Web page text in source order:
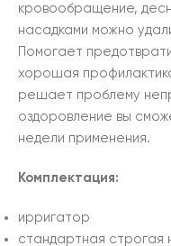
кровообращение,
насадками можно
Помогает
хорошая
решает проблему
оздоровление вы
недели применения.
Комплектация:
ирригатор
стандартная строгая